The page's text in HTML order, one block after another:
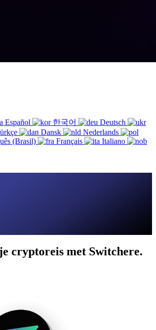
Español 한국어
Deutsch
Dansk
Nederlands
(Brasil) Français
Italiano
cryptoreis met Switchere.